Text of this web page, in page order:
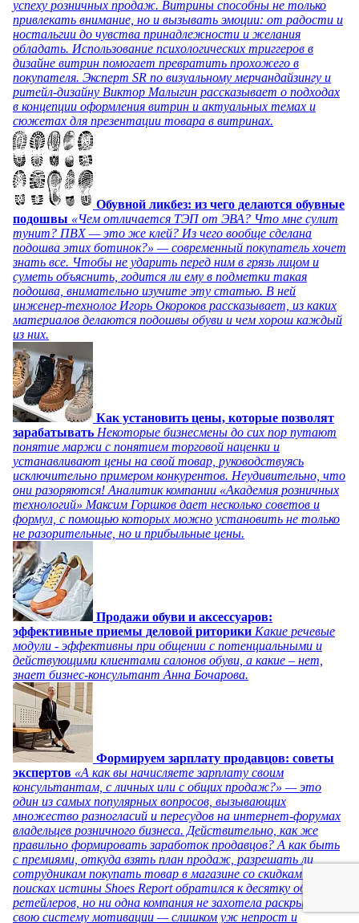
успеху розничных продаж. Витрины способны не только
привлекать внимание, но и вызывать эмоции: от радости и
ностальгии до чувства принадлежности и желания
обладать. Использование психологических триггеров в
дизайне витрин помогает превратить прохожего в
покупателя. Эксперт SR по визуальному мерчандайзингу и
ритейл-дизайну Виктор Малыгин рассказывает о подходах
в концепции оформления витрин и актуальных темах и
сюжетах для презентации товара в витринах.
Обувной ликбез: из чего делаются обувные
подошвы «Чем отличается ТЭП от ЭВА? Что мне сулит
тунит? ПВХ — это же клей? Из чего вообще сделана
подошва этих ботинок?» — современный покупатель хочет
знать все. Чтобы не ударить перед ним в грязь лицом и
суметь объяснить, годится ли ему в подметки такая
подошва, внимательно изучите эту статью. В ней
инженер-технолог Игорь Окороков рассказывает, из каких
материалов делаются подошвы обуви и чем хорош каждый
из них.
Как установить цены, которые позволят
зарабатывать Некоторые бизнесмены до сих пор путают
понятие маржи с понятием торговой наценки и
устанавливают цены на свой товар, руководствуясь
исключительно примером конкурентов. Неудивительно, что
они разоряются! Аналитик компании «Академия розничных
технологий» Максим Горшков дает несколько советов и
формул, с помощью которых можно установить не только
не разорительные, но и прибыльные цены.
Продажи обуви и аксессуаров:
эффективные приемы деловой риторики Какие речевые
модули - эффективны при общении с потенциальными и
действующими клиентами салонов обуви, а какие – нет,
знает бизнес-консультант Анна Бочарова.
Формируем зарплату продавцов: советы
экспертов «А как вы начисляете зарплату своим
консультантам, с личных или с общих продаж?» — это
один из самых популярных вопросов, вызывающих
множество разногласий и пересудов на интернет-форумах
владельцев розничного бизнеса. Действительно, как же
правильно формировать заработок продавцов? А как быть
с премиями, откуда взять план продаж, разрешать ли
сотрудникам покупать товар в магазине со скидками? В
поисках истины Shoes Report обратился к десятку обувных
ретейлеров, но ни одна компания не захотела раскрывать
свою систему мотивации — слишком уж непрост и